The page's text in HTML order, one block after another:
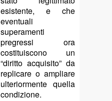
esistente, e che
eventuali
superamenti
pregressi ora
costituiscono un
“diritto acquisito” da
replicare o ampliare
ulteriormente quella
condizione.